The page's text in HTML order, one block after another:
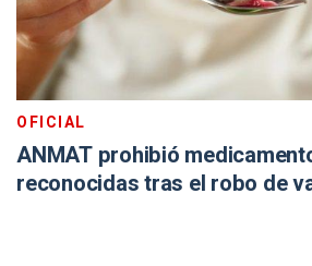
OFICIAL
ANMAT prohibió
reconocidas tras el robo de